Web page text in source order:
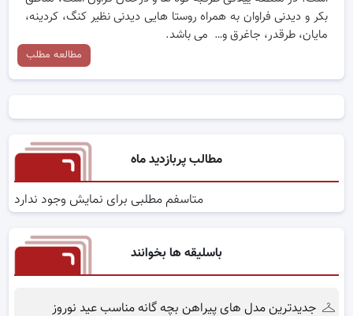
بکر و دیدنی فراوان به همراه روستا هایی دیدنی نظیر کنگ، کردینه،
مایان، طرقدر، جاغرق و… می باشد.
مطالعه مطلب
مطالب پربازدید ماه
متاسفم مطلبی برای نمایش وجود ندارد
باسلیقه ها بخوانند
جدیدترین مدل های پیراهن بچه گانه مناسب عید نوروز